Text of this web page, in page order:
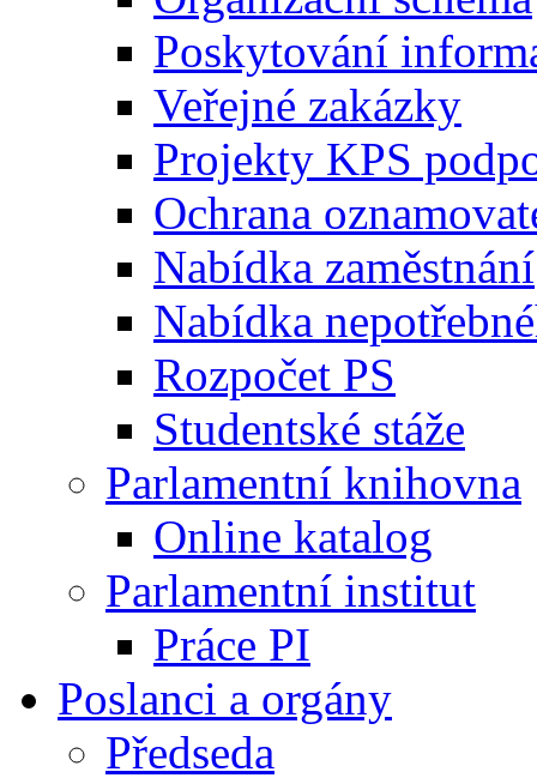
Poskytování
Veřejné zakázky
Projekty KPS
Ochrana
Nabídka zaměstnání
Nabídka
Rozpočet PS
Studentské stáže
Parlamentní knihovna
Online katalog
Parlamentní institut
Práce PI
Poslanci a orgány
Předseda